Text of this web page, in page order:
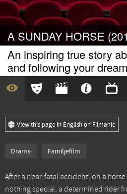
A SUNDAY HORSE
An inspiring true story about love, family
and following your dream
View this page in English on Filmanic
Drama Familjefilm
After a near-fatal accident, on a
nothing special, a determined rider